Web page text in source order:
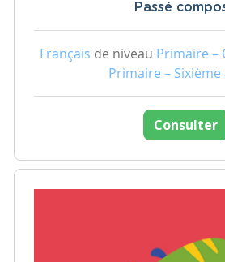
Passé
Français de niveau Primaire –
Primaire – Sixième
Consulter